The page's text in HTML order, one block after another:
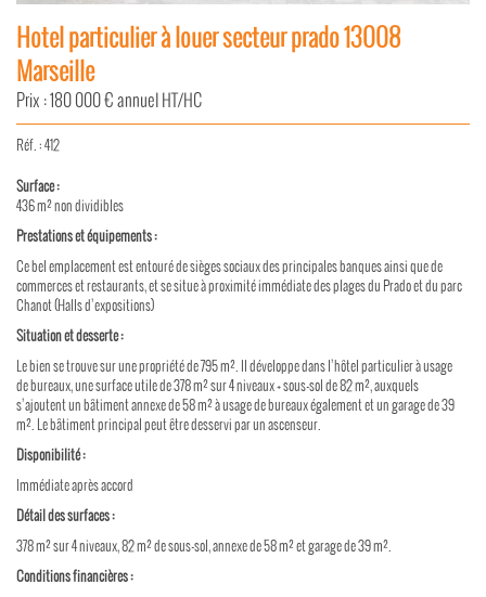
Hotel particulier à louer secteur prado 13008
Marseille
Prix : 180 000 € annuel HT/HC
Réf. : 412
Sur­face :
436 m² non di­vi­dibles
Pres­ta­tions et équi­pe­ments :
Ce bel em­pla­ce­ment est en­touré de sièges so­ciaux des prin­ci­pales banques ainsi que de
com­merces et res­tau­rants, et se situe à proxi­mité im­mé­diate des plages du Prado et du parc
Cha­not (Halls d’ex­po­si­tions)
Si­tua­tion et des­serte :
Le bien se trouve sur une pro­priété de 795 m². Il dé­ve­loppe dans l’hô­tel par­ti­cu­lier à usage
de bu­reaux, une sur­face utile de 378 m² sur 4 ni­veaux + sous-sol de 82 m², aux­quels
s’ajoutent un bâ­ti­ment an­nexe de 58 m² à usage de bu­reaux éga­le­ment et un ga­rage de 39
m². Le bâ­ti­ment prin­ci­pal peut être des­servi par un as­cen­seur.
Dis­po­ni­bi­lité :
Im­mé­diate après ac­cord
Dé­tail des sur­faces :
378 m² sur 4 ni­veaux, 82 m² de sous-sol, an­nexe de 58 m² et ga­rage de 39 m².
Condi­tions fi­nan­cières :